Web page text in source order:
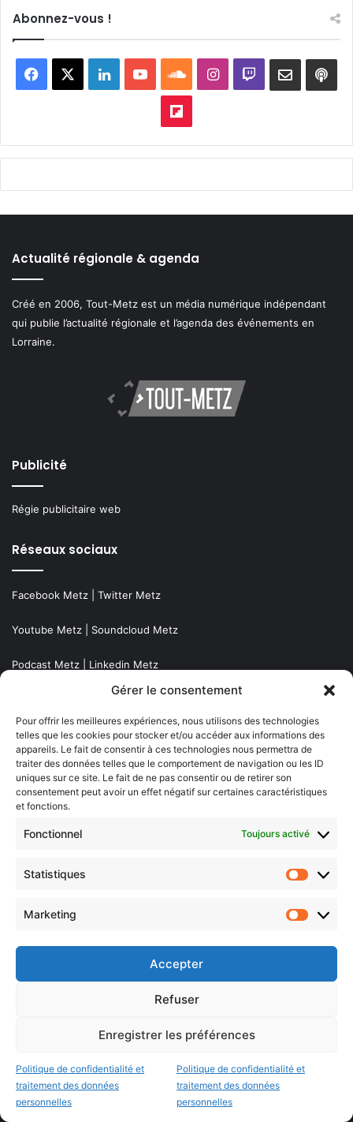
Gérer le consentement
Pour offrir les meilleures expériences, nous utilisons des technologies
telles que les cookies pour stocker et/ou accéder aux informations des
appareils. Le fait de consentir à ces technologies nous permettra de
traiter des données telles que le comportement de navigation ou les ID
uniques sur ce site. Le fait de ne pas consentir ou de retirer son
consentement peut avoir un effet négatif sur certaines caractéristiques
et fonctions.
Fonctionnel Toujours activé
Statistiques
Marketing
Accepter
Refuser
Enregistrer les préférences
Politique de confidentialité et
traitement des données
personnelles
Politique de confidentialité et
traitement des données
personnelles
Abonnez-vous !
Facebook LinkedinYouTubeSoundCloud
Instagram
Twitch
Flipboard
Actualité régionale & agenda
Créé en 2006, Tout-Metz est un média numérique indépendant
qui publie l’actualité régionale et l’agenda des événements en
Lorraine.
Publicité
Régie publicitaire web
Réseaux sociaux
Facebook Metz Twitter Metz
Youtube Metz Soundcloud Metz
Podcast Metz Linkedin Metz
Newsletter Metz
Twitch Metz
Nos éditions
Luxembourg & frontaliers
Nancy & Meurthe & Moselle
Thionville & Moselle Nord
Lorraine)
Sentier des lanternes